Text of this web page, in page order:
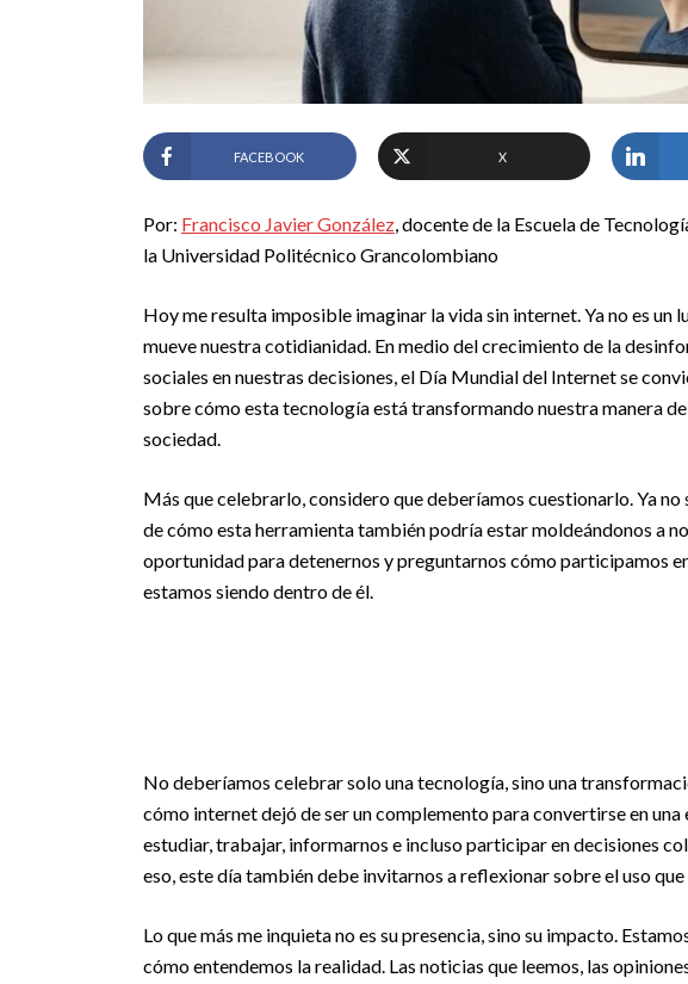
FACEBOOK X
Por: Francisco Javier González, docente de la Escuela de
la Universidad Politécnico Grancolombiano
Hoy me resulta imposible imaginar la vida sin internet. Ya no es un
mueve nuestra cotidianidad. En medio del crecimiento de la
sociales en nuestras decisiones, el Día Mundial del Internet se
sobre cómo esta tecnología está transformando nuestra manera
sociedad.
Más que celebrarlo, considero que deberíamos cuestionarlo. Ya
de cómo esta herramienta también podría estar moldeándonos a
oportunidad para detenernos y preguntarnos cómo participamos
estamos siendo dentro de él.
No deberíamos celebrar solo una tecnología, sino una
cómo internet dejó de ser un complemento para convertirse en
estudiar, trabajar, informarnos e incluso participar en decisiones
eso, este día también debe invitarnos a reflexionar sobre el uso
Lo que más me inquieta no es su presencia, sino su impacto.
cómo entendemos la realidad. Las noticias que leemos, las